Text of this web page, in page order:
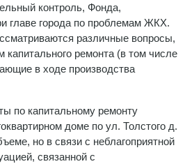
контроль, Фонда,
главе города по проблемам ЖКХ.
различные вопросы,
капитального ремонта (в том числе
в ходе производства
по капитальному ремонту
доме по ул. Толстого д.
но в связи с неблагоприятной
связанной с